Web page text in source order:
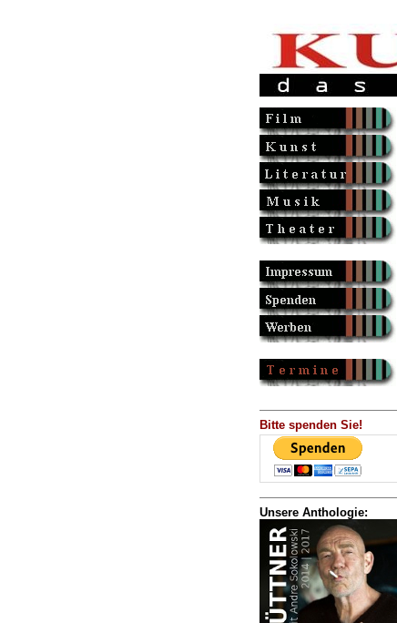
Bitte spenden Sie!
Unsere Anthologie: